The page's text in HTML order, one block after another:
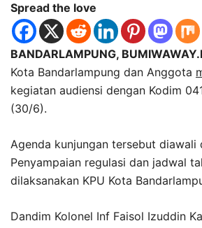
Spread the love
BANDARLAMPUNG,
Kota Bandarlampung dan Anggota
kegiatan audiensi dengan Kodim
(30/6).
Agenda kunjungan tersebut diawali
Penyampaian regulasi dan jadwal
dilaksanakan KPU Kota
Dandim Kolonel Inf Faisol Izuddin